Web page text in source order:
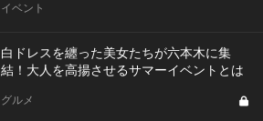
イベント
白ドレスを纏った美女たちが六本木に集
結！大人を高揚させるサマーイベントとは
グルメ